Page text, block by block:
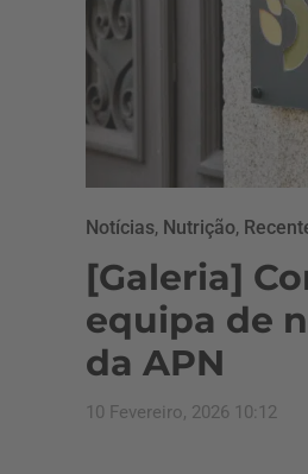
Notícias, Nutrição,
[Galeria]
equipa de
da APN
10 Fevereiro, 2026 10:12